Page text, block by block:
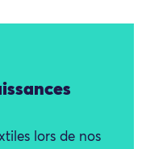
lors de nos